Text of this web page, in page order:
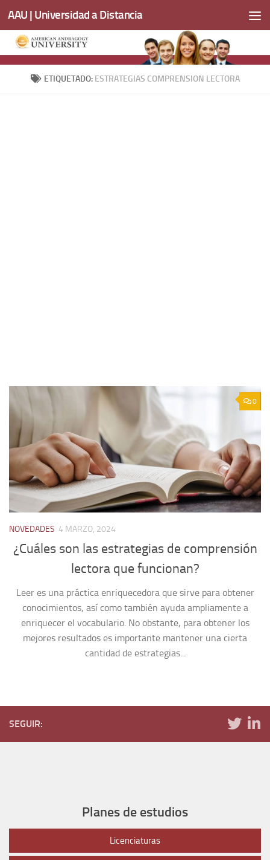
Saltar al contenido
AAU | Universidad a Distancia
ETIQUETADO: ESTRATEGIAS COMPRENSION LECTORA
0
NOVEDADES 4 MARZO, 2024
¿Cuáles son las estrategias de comprensión
lectora que funcionan?
Leer es una práctica enriquecedora que sirve para obtener
conocimientos, así como también ayuda ampliamente a
enriquecer el vocabulario. No obstante, para obtener los
mejores resultados es importante mantener una cierta
cantidad de estrategias...
SEGUIR:
Planes de estudios
Licenciaturas